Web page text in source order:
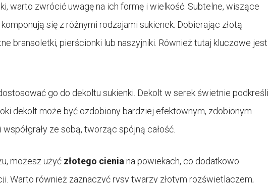
warto zwrócić uwagę na ich formę i wielkość. Subtelne, wiszące
się z różnymi rodzajami sukienek. Dobierając złotą
bransoletki, pierścionki lub naszyjniki. Również tutaj kluczowe jest
go do dekoltu sukienki. Dekolt w serek świetnie podkreśli
dekolt może być ozdobiony bardziej efektownym, zdobionym
ze sobą, tworząc spójną całość.
możesz użyć złotego cienia na powiekach, co dodatkowo
Warto również zaznaczyć rysy twarzy złotym rozświetlaczem,